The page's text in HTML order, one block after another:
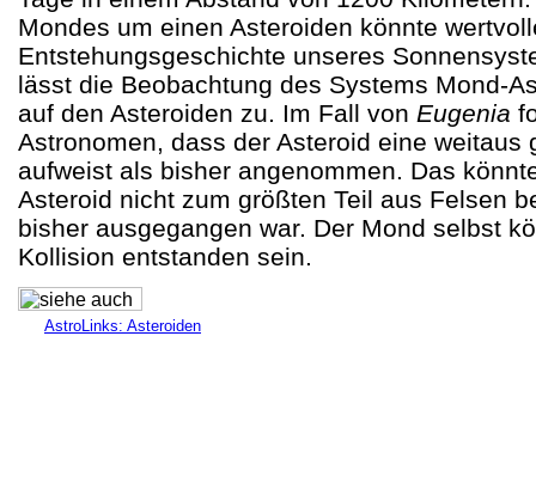
Mondes um einen Asteroiden könnte
Entstehungsgeschichte unseres
lässt die Beobachtung des Systems Mond-
auf den Asteroiden zu. Im Fall von Eugenia
Astronomen, dass der Asteroid eine weitaus
aufweist als bisher angenommen. Das
Asteroid nicht zum größten Teil aus Felsen
bisher ausgegangen war. Der Mond selbst
Kollision entstanden sein.
AstroLinks: Asteroiden